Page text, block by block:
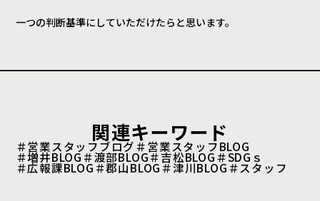
一つの判断基準にしていただけたらと思います。
関連キーワード
＃営業スタッフブログ＃営業スタッフBLOG
＃増井BLOG＃渡部BLOG＃吉松BLOG＃SDGｓ
＃広報課BLOG＃郡山BLOG＃津川BLOG＃スタッフ